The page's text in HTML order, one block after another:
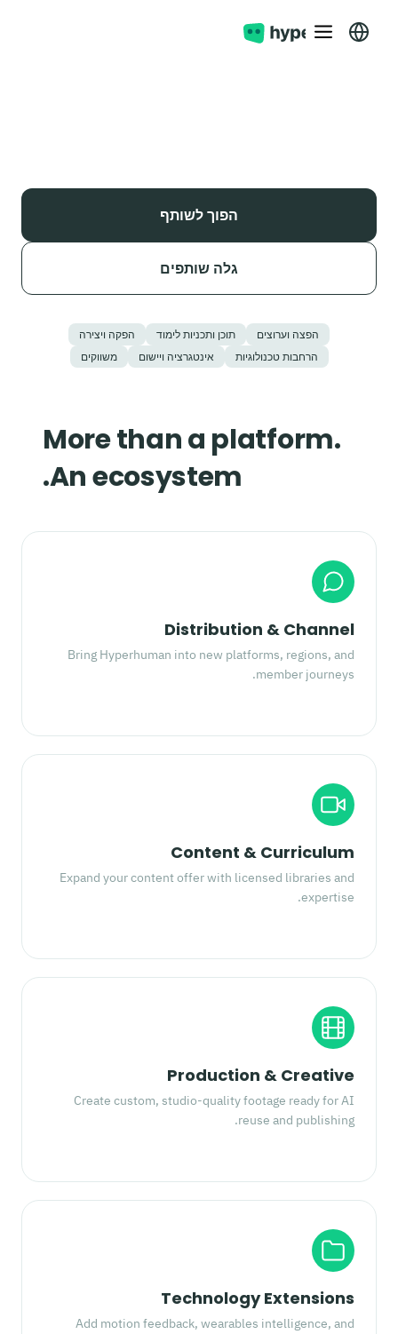
הפוך לשותף
גלה שותפים
הפצה וערוצים תוכן ותכניות לימוד
הפקה ויצירה
הרחבות טכנולוגיות
אינטגרציה ויישום משווקים
More than a platform.
An ecosystem.
Distribution & Channel
Bring Hyperhuman into new platforms, regions, and
member journeys.
Content & Curriculum
Expand your content offer with licensed libraries and
expertise.
Production & Creative
Create custom, studio-quality footage ready for AI
reuse and publishing.
Technology Extensions
Add motion feedback, wearables intelligence, and